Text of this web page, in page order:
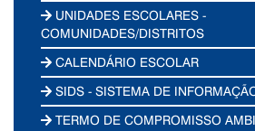
UNIDADES ESCOLARES -
COMUNIDADES/DISTRITOS
CALENDÁRIO ESCOLAR
SIDS - SISTEMA DE
TERMO DE COMPROMISSO